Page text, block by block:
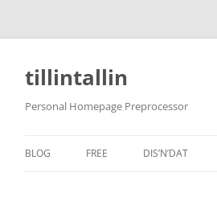
tillintallin
Personal Homepage Preprocessor
BLOG FREE DIS’N’DAT